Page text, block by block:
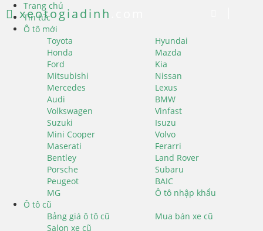
Trang chủ
Tin tức
Ô tô mới
Toyota
Hyundai
Honda
Mazda
Ford
Kia
Mitsubishi
Nissan
Mercedes
Lexus
Audi
BMW
Volkswagen
Vinfast
Suzuki
Isuzu
Mini Cooper
Volvo
Maserati
Ferarri
Bentley
Land Rover
Porsche
Subaru
Peugeot
BAIC
MG
Ô tô nhập khẩu
Ô tô cũ
Bảng giá ô tô cũ
Mua bán xe cũ
Salon xe cũ
xeotogiadinh